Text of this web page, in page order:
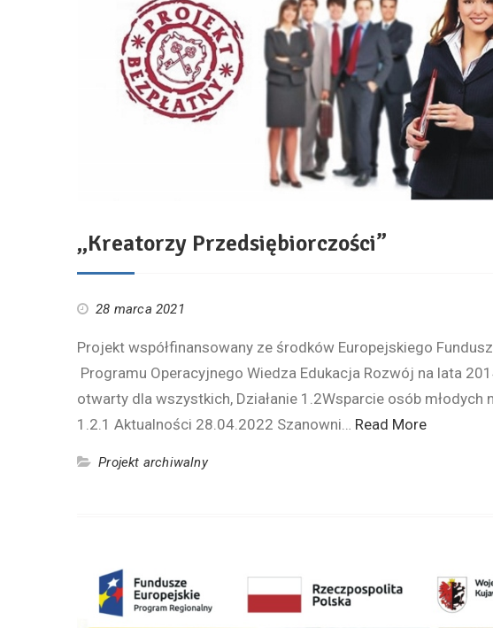
„Kreatorzy Przedsiębiorczości”
28 marca 2021
Projekt współfinansowany ze środków Europejskiego
Programu Operacyjnego Wiedza Edukacja Rozwój na lata
otwarty dla wszystkich, Działanie 1.2Wsparcie osób młodych
1.2.1 Aktualności 28.04.2022 Szanowni… Read More
Projekt archiwalny